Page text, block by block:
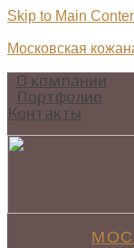
Skip to Main
Московская
О компании
Портфолио
Контакты